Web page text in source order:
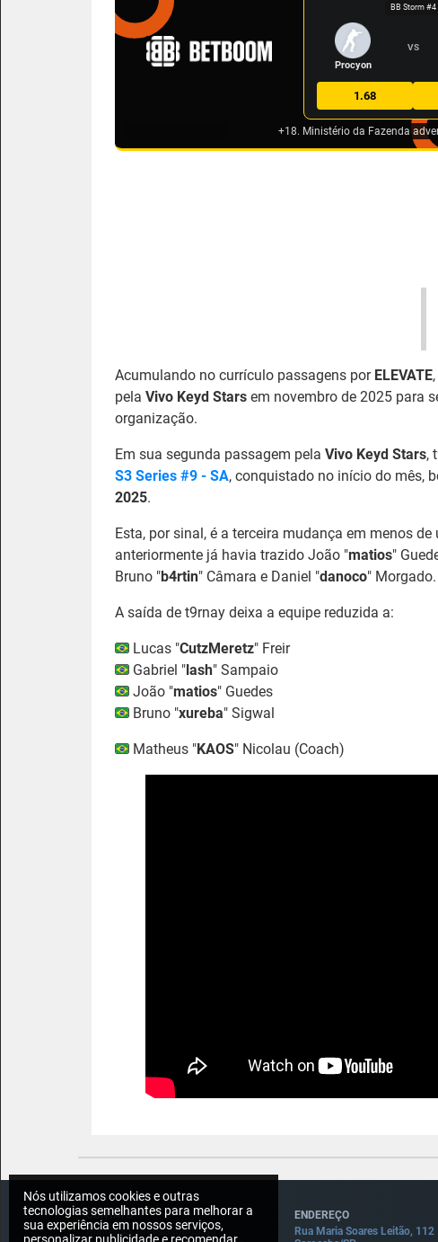
Nós utilizamos cookies e outras
tecnologias semelhantes para melhorar a
sua experiência em nossos serviços,
BB Storm #4
Procyon
VS
1.68
+18. Ministério da Fazenda
Acumulando no currículo passagens por ELEVATE,
pela Vivo Keyd Stars em novembro de 2025 para
organização.
Em sua segunda passagem pela Vivo Keyd Stars,
S3 Series #9 - SA, conquistado no início do mês,
2025.
Esta, por sinal, é a terceira mudança em menos de
anteriormente já havia trazido João "matios"
Bruno "b4rtin" Câmara e Daniel "danoco" Morgado.
A saída de t9rnay deixa a equipe reduzida a:
Lucas "CutzMeretz" Freir
Gabriel "lash" Sampaio
João "matios" Guedes
Bruno "xureba" Sigwal
Matheus "KAOS" Nicolau (Coach)
CONTATO
Imprensa: press@draft5.gg
ENDEREÇO
Rua Maria Soares Leitão, 112